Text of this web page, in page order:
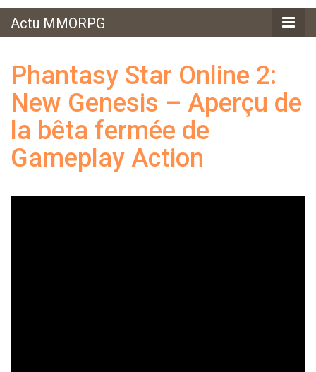
Actu MMORPG
Phantasy Star Online 2:
New Genesis – Aperçu de
la bêta fermée de
Gameplay Action